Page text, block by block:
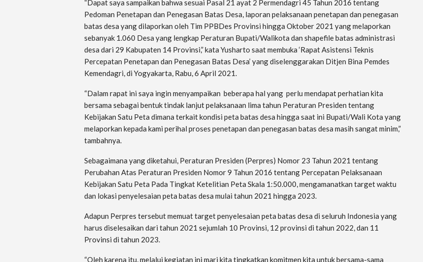
“Dapat saya sampaikan bahwa sesuai Pasal 21 ayat 2 Permendagri 45 Tahun 2016 tentang
Pedoman Penetapan dan Penegasan Batas Desa, laporan pelaksanaan penetapan dan penegasan
batas desa yang dilaporkan oleh Tim PPBDes Provinsi hingga Oktober 2021 yang melaporkan
sebanyak 1.060 Desa yang lengkap Peraturan Bupati/Walikota dan shapefile batas administrasi
desa dari 29 Kabupaten 14 Provinsi,” kata Yusharto saat membuka ‘Rapat Asistensi Teknis
Percepatan Penetapan dan Penegasan Batas Desa’ yang diselenggarakan Ditjen Bina Pemdes
Kemendagri, di Yogyakarta, Rabu, 6 April 2021.
“Dalam rapat ini saya ingin menyampaikan beberapa hal yang perlu mendapat perhatian kita
bersama sebagai bentuk tindak lanjut pelaksanaan lima tahun Peraturan Presiden tentang
Kebijakan Satu Peta dimana terkait kondisi peta batas desa hingga saat ini Bupati/Wali Kota yang
melaporkan kepada kami perihal proses penetapan dan penegasan batas desa masih sangat minim,”
tambahnya.
Sebagaimana yang diketahui, Peraturan Presiden (Perpres) Nomor 23 Tahun 2021 tentang
Perubahan Atas Peraturan Presiden Nomor 9 Tahun 2016 tentang Percepatan Pelaksanaan
Kebijakan Satu Peta Pada Tingkat Ketelitian Peta Skala 1:50.000, mengamanatkan target waktu
dan lokasi penyelesaian peta batas desa mulai tahun 2021 hingga 2023.
Adapun Perpres tersebut memuat target penyelesaian peta batas desa di seluruh Indonesia yang
harus diselesaikan dari tahun 2021 sejumlah 10 Provinsi, 12 provinsi di tahun 2022, dan 11
Provinsi di tahun 2023.
“Oleh karena itu, melalui kegiatan ini mari kita tingkatkan komitmen kita untuk bersama-sama